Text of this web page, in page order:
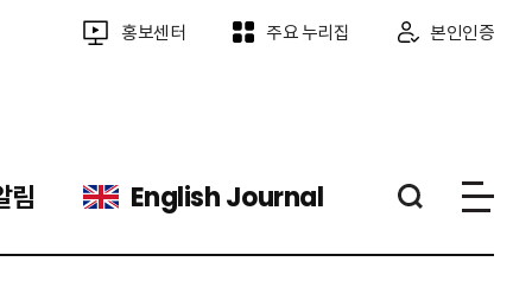
홍보센터 주요 누리집 본인인증
림 English Journal